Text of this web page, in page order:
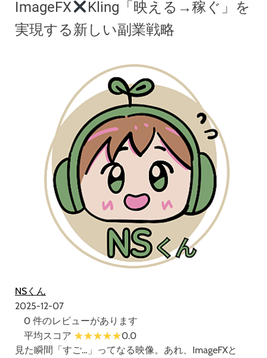
ImageFX
Kling「映える→稼ぐ」を
実現する新しい副業戦略
NSくん
2025-12-07
0 件のレビューがあります
平均スコア
0.0
見た瞬間「すご…」ってなる映像。あれ、ImageFXと